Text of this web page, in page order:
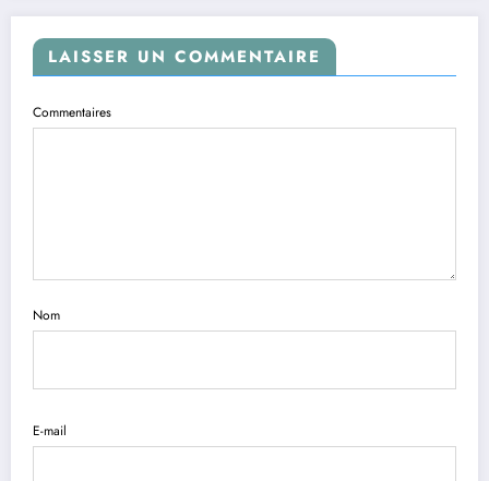
LAISSER UN COMMENTAIRE
Commentaires
Nom
E-mail